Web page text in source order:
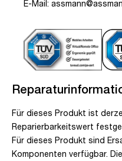
E-Mail:
Für dieses Produkt ist
Reparierbarkeitswert
Für dieses Produkt sind
Komponenten verfügbar.